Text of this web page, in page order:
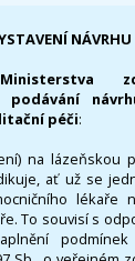
NÁVRHU
podávání
péči:
na lázeňskou
ať už se
lékaře
To souvisí s